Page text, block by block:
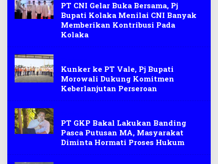
PT CNI Gelar Buka Bersama, Pj
Bupati Kolaka Menilai CNI Banyak
Memberikan Kontribusi Pada
Kolaka
Kunker ke PT Vale, Pj Bupati
Morowali Dukung Komitmen
Keberlanjutan Perseroan
PT GKP Bakal Lakukan Banding
Pasca Putusan MA, Masyarakat
Diminta Hormati Proses Hukum